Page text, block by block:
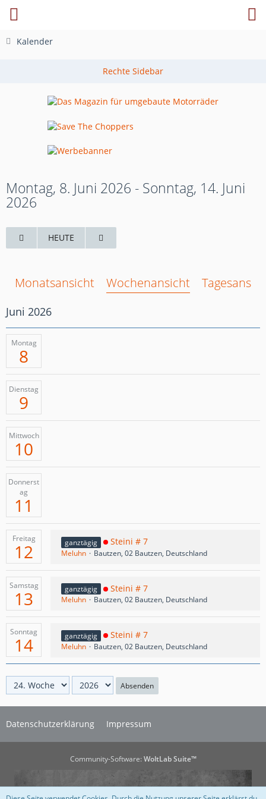
Kalender
Montag, 8. Juni 2026 - Sonntag, 14. Juni
2026
HEUTE
Monatsansicht Wochenansicht
Juni 2026
Montag
8
Dienstag
9
Mittwoch
10
Donnerst
ag
11
Freitag
12 ganztägig Steini # 7
Meluhn Bautzen, 02 Bautzen, Deutschland
Samstag
13 ganztägig Steini # 7
Meluhn Bautzen, 02 Bautzen, Deutschland
Sonntag
14 ganztägig Steini # 7
Meluhn Bautzen, 02 Bautzen, Deutschland
Absenden
Datenschutzerklärung Impressum
Community-Software: WoltLab Suite™